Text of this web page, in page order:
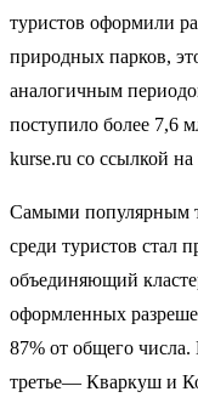
туристов оформили
природных парков,
аналогичным
поступило более 7,6
kurse.ru со ссылкой
Самыми популярным
среди туристов стал
объединяющий
оформленных
87% от общего
третье— Кваркуш и